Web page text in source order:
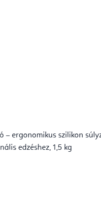
– ergonomikus szilikon
edzéshez, 1,5 kg